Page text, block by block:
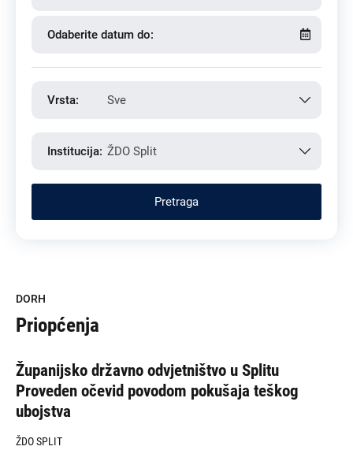
Odaberite datum do:
Vrsta: Sve
Institucija: ŽDO Split
DORH
Priopćenja
Županijsko državno odvjetništvo u Splitu
Proveden očevid povodom pokušaja teškog
ubojstva
ŽDO SPLIT